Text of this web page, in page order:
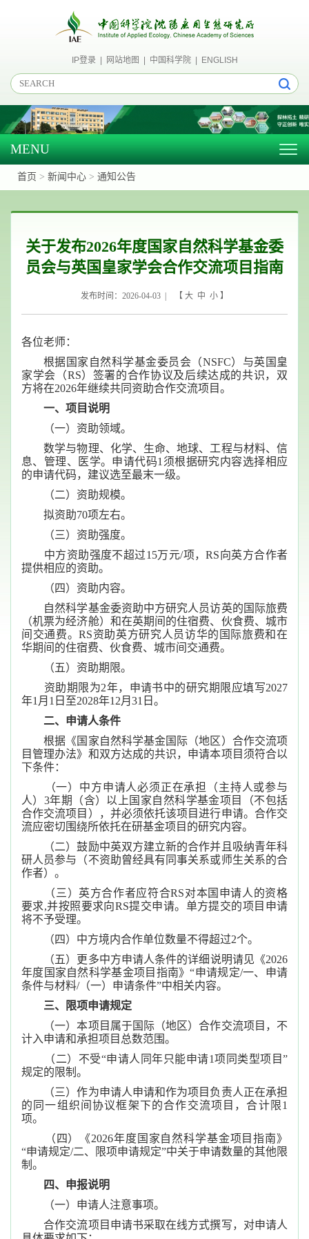
IP登录| 网站地图 中国科学院| ENGLISH
MENU
首页 > 新闻中心 > 通知公告
关于发布2026年度国家自然科学基金委
员会与英国皇家学会合作交流项目指南
发布时间：2026-04-03 | 【 大 中 小 】
各位老师：
根据国家自然科学基金委员会（NSFC）与英国皇
家学会（RS）签署的合作协议及后续达成的共识，双
方将在2026年继续共同资助合作交流项目。
一、项目说明
（一）资助领域。
数学与物理、化学、生命、地球、工程与材料、信
息、管理、医学。申请代码1须根据研究内容选择相应
的申请代码，建议选至最末一级。
（二）资助规模。
拟资助70项左右。
（三）资助强度。
中方资助强度不超过15万元/项，RS向英方合作者
提供相应的资助。
（四）资助内容。
自然科学基金委资助中方研究人员访英的国际旅费
（机票为经济舱）和在英期间的住宿费、伙食费、城市
间交通费。RS资助英方研究人员访华的国际旅费和在
华期间的住宿费、伙食费、城市间交通费。
（五）资助期限。
资助期限为2年，申请书中的研究期限应填写2027
年1月1日至2028年12月31日。
二、申请人条件
根据《国家自然科学基金国际（地区）合作交流项
目管理办法》和双方达成的共识，申请本项目须符合以
下条件：
（一）中方申请人必须正在承担（主持人或参与
人）3年期（含）以上国家自然科学基金项目（不包括
合作交流项目），并必须依托该项目进行申请。合作交
流应密切围绕所依托在研基金项目的研究内容。
（二）鼓励中英双方建立新的合作并且吸纳青年科
研人员参与（不资助曾经具有同事关系或师生关系的合
作者）。
（三）英方合作者应符合RS对本国申请人的资格
要求,并按照要求向RS提交申请。单方提交的项目申请
将不予受理。
（四）中方境内合作单位数量不得超过2个。
（五）更多中方申请人条件的详细说明请见《2026
年度国家自然科学基金项目指南》“申请规定/一、申请
条件与材料/（一）申请条件”中相关内容。
三、限项申请规定
（一）本项目属于国际（地区）合作交流项目，不
计入申请和承担项目总数范围。
（二）不受“申请人同年只能申请1项同类型项目”
规定的限制。
（三）作为申请人申请和作为项目负责人正在承担
的同一组织间协议框架下的合作交流项目，合计限1
项。
（四）《2026年度国家自然科学基金项目指南》
“申请规定/二、限项申请规定”中关于申请数量的其他限
制。
四、申报说明
（一）申请人注意事项。
合作交流项目申请书采取在线方式撰写，对申请人